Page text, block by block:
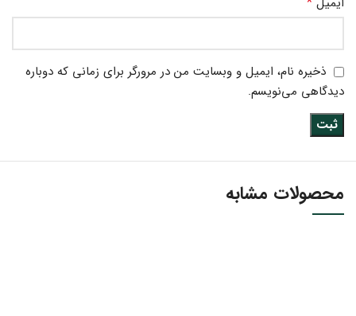
ذخیره نام، ایمیل و وبسایت من در مرورگر برای زمانی که دوباره
دیدگاهی می‌نویسم.
محصولات مشابه